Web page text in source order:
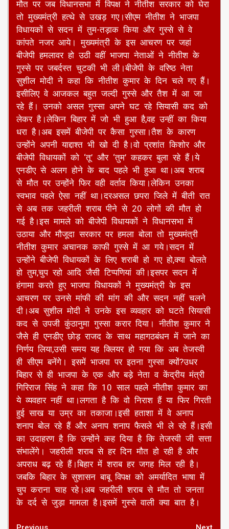
ब्यूरो,पटना।बिहार में शराबबंदी के बावजूद जहरीली शराब से
मौत पर जब विधानसभा में विपक्ष ने नीतीश सरकार को घेरा
तो मुख्यमंत्री हत्थे से उखड़ गए।सीएम नीतीश ने भाजपा
विधायकों से सदन में तुम-तड़ाक किया और गुस्से से वे
कांपते नजर आये। मुख्यमंत्री के इस आचरण पर जहां
बीजेपी हमलावर हो उठी वहीं भाजपा नेताओं ने नीतीश के
गुस्से पर जबर्दस्त चुटकी भी ली।बीजेपी के वरिष्ठ नेता
सुशील मोदी ने कहा कि नीतीश कुमार के दिन चले गए हैं।
इसीलिए वे आजकल बहुत जल्दी गुस्से और तैश में आ जा
रहे हैं। उनको असल गुस्सा अपने घट रहे सियासी कद को
लेकर है।लेकिन बिहार में जो भी हुआ है,वह उन्हीं का किया
धरा है।अब इसमें बीजेपी पर कैसा गुस्सा।तैश के कारण
उन्होंने अपनी याद्दाश्त भी खो दी है।वो प्रशांत किशोर और
बीजेपी विधायकों को ‘तू’ और ‘तुम’ कहकर बुला रहे हैं।ये
एनडीए से अलग होने के बाद पहले भी हुआ था।अब शराब
से मौत पर उन्होंने फिर वही वर्ताव किया।लेकिन उनका
स्वभाव पहले ऐसा नहीं था।दरअसल छपरा जिले में बीती रात
से अब तक जहरीली शराब पीने से 20 लोगों की मौत हो
गई है।इस मामले को बीजेपी विधायकों ने विधानसभा में
उठाया और मौजूदा सरकार पर हमला बोला तो मुख्यमंत्री
नीतीश कुमार अचानक काफी गुस्से में आ गये।सदन में
उन्होंने बीजेपी विधायकों के लिए शराबी हो गए हो,क्या बोलते
हो तुम,चुप रहो आदि जैसी टिप्पणियां की।इसपर सदन में
हंगामा करते हुए भाजपा विधायकों ने मुख्यमंत्री के इस
आचरण पर उनसे मांफी की मांग की और सदन नहीं चलने
दी।अब सुशील मोदी ने उनके इस व्यवहार को घटते सियासी
कद से उपजी कुंठानुमा गुस्सा करार दिया। नीतीश कुमार ने
जैसे ही एनडीए छोड़ राजद के साथ महागठबंधन में जाने का
निर्णय लिया,उसी समय यह क्लियर हो गया कि अब तेजस्वी
ही सीएम बनेंगे। इसमें भाजपा पर इतना गुस्सा क्यों?उधर
बिहार से ही भाजपा के एक और बड़े नेता व केंद्रीय मंत्री
गिरिराज सिंह ने कहा कि 10 साल पहले नीतीश कुमार का